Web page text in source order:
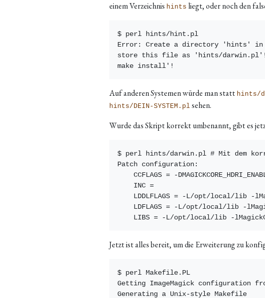
einem Verzeichnis hints liegt, oder noch den
$ perl hints/hint.pl
Error: Create a directory 'hints' in
store this file as 'hints/darwin.pl'!
Auf anderen Systemen würde man statt hints/
hints/DEIN-SYSTEM.pl sehen.
Wurde das Skript korrekt umbenannt, gibt es
$ perl hints/darwin.pl # Mit dem
Patch configuration:
CCFLAGS = -
    INC =
LDDLFLAGS = -L/opt/local/lib -
LDFLAGS = -L/opt/local/lib -
Jetzt ist alles bereit, um die Erweiterung zu
$ perl Makefile.PL
Getting ImageMagick configuration
Generating a Unix-style Makefile